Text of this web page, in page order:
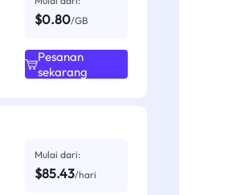
$0.80/GB
Pesanan
sekarang
Mulai dari:
$85.43/hari